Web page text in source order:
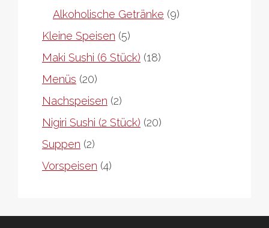
Produkte
Alkoholische Getränke 99
Kleine Speisen 55
Produkte
Maki Sushi (6 Stück) 1818
Menüs 2020
Produkte
Nachspeisen 22
Produkte
Nigiri Sushi (2 Stück) 2020
Suppen 22
Produkte
Vorspeisen 44